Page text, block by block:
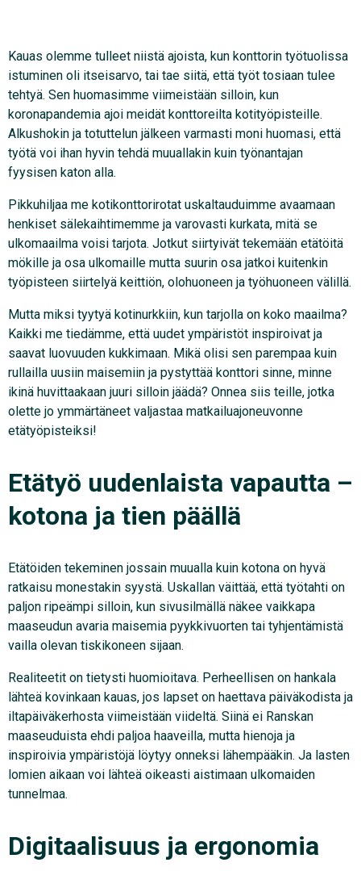
Kauas olemme tulleet niistä ajoista, kun konttorin työtuolissa
istuminen oli itseisarvo, tai tae siitä, että työt tosiaan tulee
tehtyä. Sen huomasimme viimeistään silloin, kun
koronapandemia ajoi meidät konttoreilta kotityöpisteille.
Alkushokin ja totuttelun jälkeen varmasti moni huomasi, että
työtä voi ihan hyvin tehdä muuallakin kuin työnantajan
fyysisen katon alla.
Pikkuhiljaa me kotikonttorirotat uskaltauduimme avaamaan
henkiset sälekaihtimemme ja varovasti kurkata, mitä se
ulkomaailma voisi tarjota. Jotkut siirtyivät tekemään etätöitä
mökille ja osa ulkomaille mutta suurin osa jatkoi kuitenkin
työpisteen siirtelyä keittiön, olohuoneen ja työhuoneen välillä.
Mutta miksi tyytyä kotinurkkiin, kun tarjolla on koko maailma?
Kaikki me tiedämme, että uudet ympäristöt inspiroivat ja
saavat luovuuden kukkimaan. Mikä olisi sen parempaa kuin
rullailla uusiin maisemiin ja pystyttää konttori sinne, minne
ikinä huvittaakaan juuri silloin jäädä? Onnea siis teille, jotka
olette jo ymmärtäneet valjastaa matkailuajoneuvonne
etätyöpisteiksi!
Etätyö uudenlaista vapautta –
kotona ja tien päällä
Etätöiden tekeminen jossain muualla kuin kotona on hyvä
ratkaisu monestakin syystä. Uskallan väittää, että työtahti on
paljon ripeämpi silloin, kun sivusilmällä näkee vaikkapa
maaseudun avaria maisemia pyykkivuorten tai tyhjentämistä
vailla olevan tiskikoneen sijaan.
Realiteetit on tietysti huomioitava. Perheellisen on hankala
lähteä kovinkaan kauas, jos lapset on haettava päiväkodista ja
iltapäiväkerhosta viimeistään viideltä. Siinä ei Ranskan
maaseuduista ehdi paljoa haaveilla, mutta hienoja ja
inspiroivia ympäristöjä löytyy onneksi lähempääkin. Ja lasten
lomien aikaan voi lähteä oikeasti aistimaan ulkomaiden
tunnelmaa.
Digitaalisuus ja ergonomia